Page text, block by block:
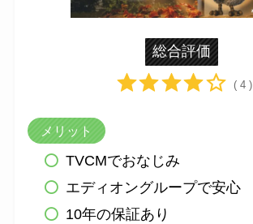
総合評価
( 4 )
メリット
TVCMでおなじみ
エディオングループで安心
10年の保証あり